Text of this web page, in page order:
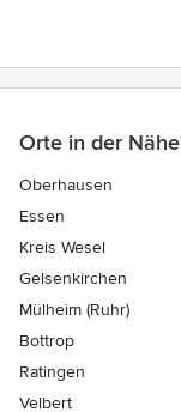
Orte in der Nähe
Oberhausen
Essen
Kreis Wesel
Gelsenkirchen
Mülheim (Ruhr)
Bottrop
Ratingen
Velbert